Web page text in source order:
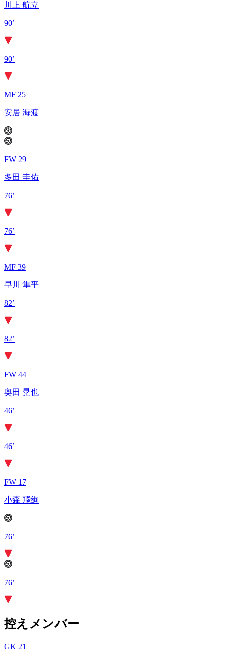
川上 航立
90’
90’
MF 25
安居 海渡
FW 29
多田 圭佑
76’
76’
MF 39
早川 隼平
82’
82’
FW 44
奥田 晃也
46’
46’
FW 17
小森 飛絢
76’
76’
控えメンバー
GK 21